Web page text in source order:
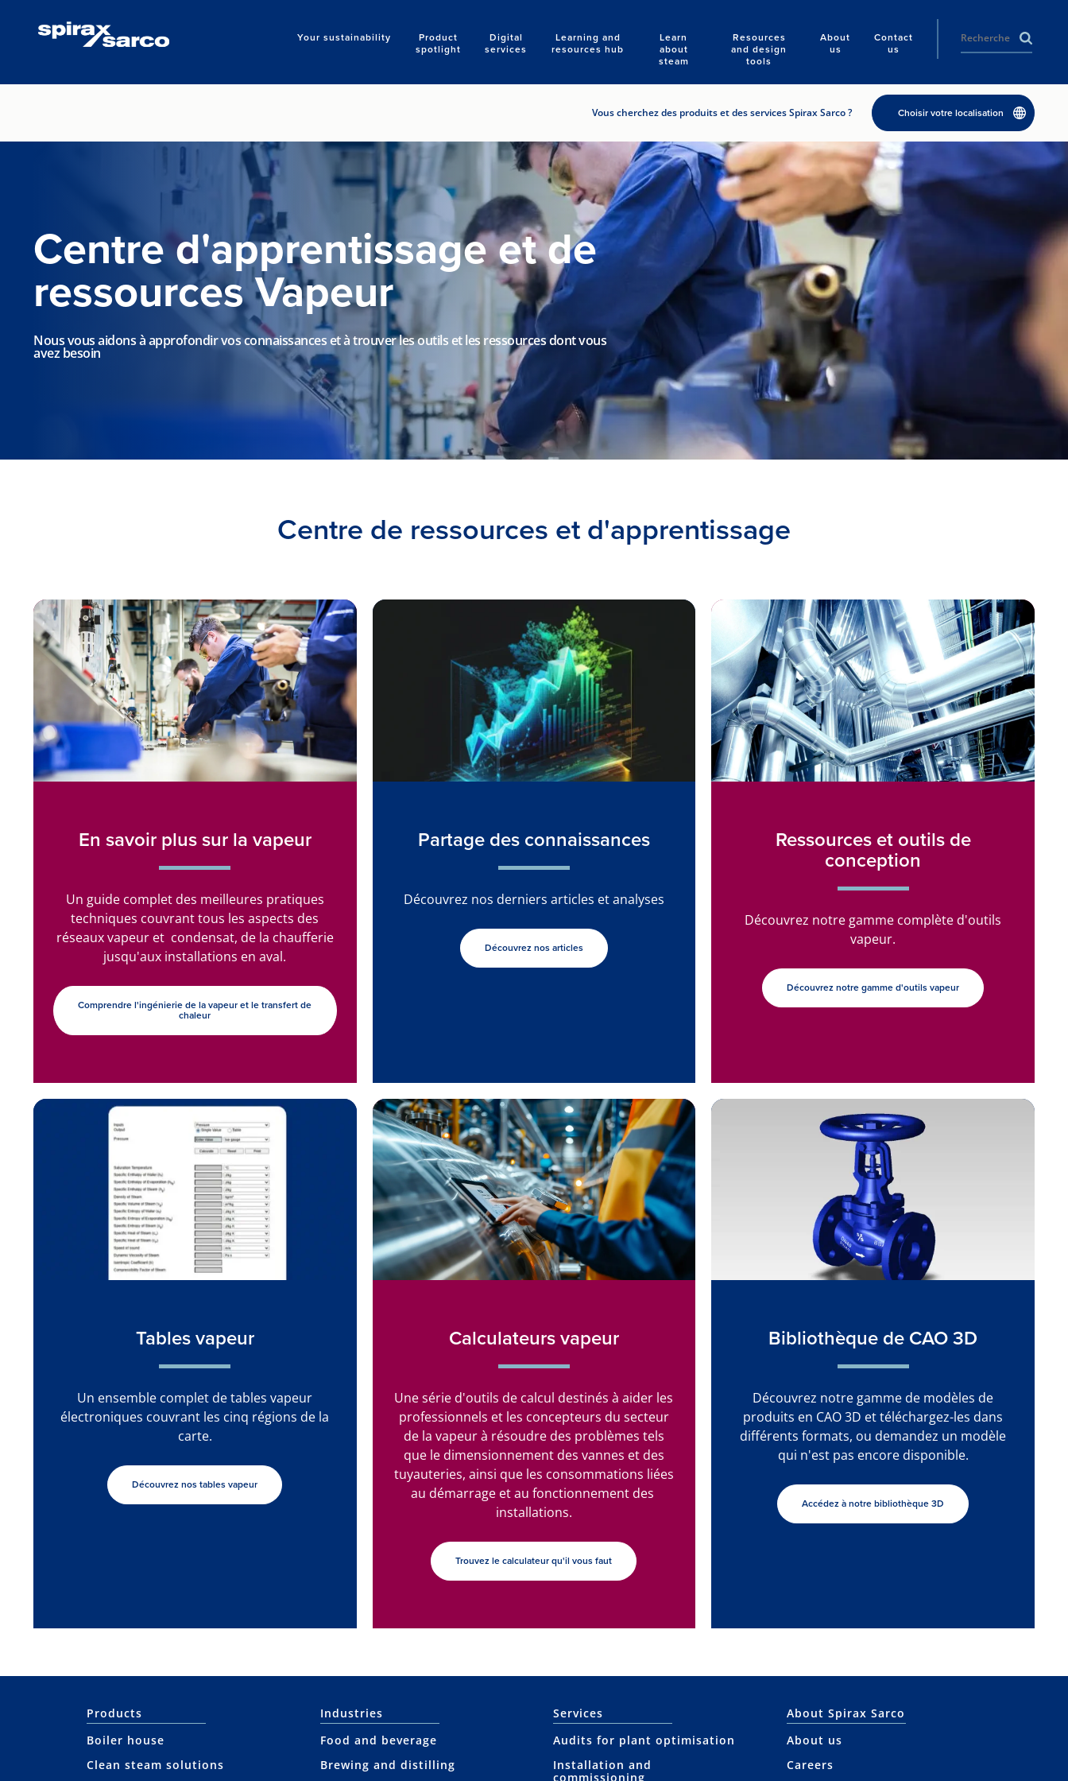
Your sustainability
Product
spotlight
Digital
services
Learning and
resources hub
Learn
about
steam
Resources
and design
tools
About
us
Contact
us
Search
Vous cherchez des produits et des services Spirax Sarco ? Choisir votre localisation
Centre d'apprentissage et de
ressources Vapeur
Nous vous aidons à approfondir vos connaissances et à trouver les outils et les ressources dont vous
avez besoin
Centre de ressources et d'apprentissage
En savoir plus sur la vapeur
Un guide complet des meilleures pratiques
techniques couvrant tous les aspects des
réseaux vapeur et condensat, de la chaufferie
jusqu'aux installations en aval.
Comprendre l'ingénierie de la vapeur et le transfert de
chaleur
Partage des connaissances
Découvrez nos derniers articles et analyses
Découvrez nos articles
Ressources et outils de
conception
Découvrez notre gamme complète d'outils
vapeur.
Découvrez notre gamme d'outils vapeur
Tables vapeur
Un ensemble complet de tables vapeur
électroniques couvrant les cinq régions de la
carte.
Découvrez nos tables vapeur
Calculateurs vapeur
Une série d'outils de calcul destinés à aider les
professionnels et les concepteurs du secteur
de la vapeur à résoudre des problèmes tels
que le dimensionnement des vannes et des
tuyauteries, ainsi que les consommations liées
au démarrage et au fonctionnement des
installations.
Trouvez le calculateur qu'il vous faut
Bibliothèque de CAO 3D
Découvrez notre gamme de modèles de
produits en CAO 3D et téléchargez-les dans
différents formats, ou demandez un modèle
qui n'est pas encore disponible.
Accédez à notre bibliothèque 3D
Products
Boiler house
Clean steam solutions
Industries
Food and beverage
Brewing and distilling
Services
Audits for plant optimisation
Installation and
commissioning
About Spirax Sarco
About us
Careers